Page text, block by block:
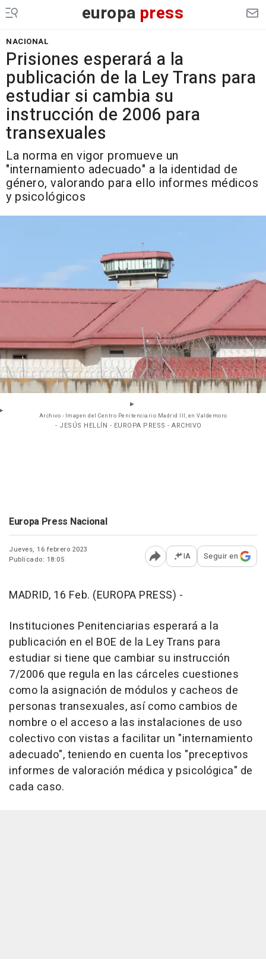
europa press
NACIONAL
Prisiones esperará a la
publicación de la Ley Trans para
estudiar si cambia su
instrucción de 2006 para
transexuales
La norma en vigor promueve un
"internamiento adecuado" a la identidad de
género, valorando para ello informes médicos
y psicológicos
Archivo - Imagen del Centro Penitenciario Madrid III, en Valdemoro
- JESÚS HELLÍN - EUROPA PRESS - ARCHIVO
Europa Press Nacional
Jueves, 16 febrero 2023
Publicado: 18:05
Abrir opciones para
IA Seguir en
MADRID, 16 Feb. (EUROPA PRESS) -
Instituciones Penitenciarias esperará a la
publicación en el BOE de la Ley Trans para
estudiar si tiene que cambiar su instrucción
7/2006 que regula en las cárceles cuestiones
como la asignación de módulos y cacheos de
personas transexuales, así como cambios de
nombre o el acceso a las instalaciones de uso
colectivo con vistas a facilitar un "internamiento
adecuado", teniendo en cuenta los "preceptivos
informes de valoración médica y psicológica" de
cada caso.